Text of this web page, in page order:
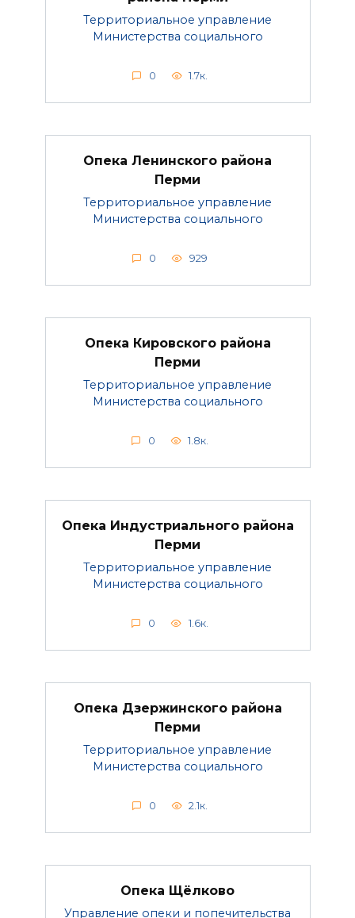
Территориальное управление
Министерства социального
0 1.7к.
Опека Ленинского района
Перми
Территориальное управление
Министерства социального
0 929
Опека Кировского района
Перми
Территориальное управление
Министерства социального
0 1.8к.
Опека Индустриального района
Перми
Территориальное управление
Министерства социального
0 1.6к.
Опека Дзержинского района
Перми
Территориальное управление
Министерства социального
0 2.1к.
Опека Щёлково
Управление опеки и попечительства